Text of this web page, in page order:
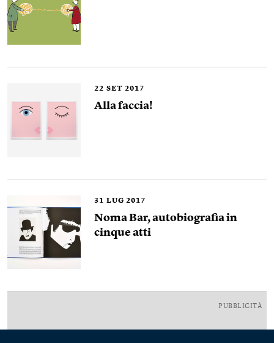
22 SET 2017
Alla faccia!
31 LUG 2017
Noma Bar, autobiografia in
cinque atti
PUBBLICITÀ